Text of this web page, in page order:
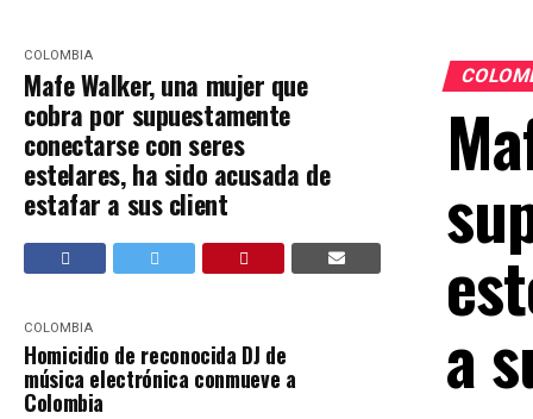
COLOMBIA
Mafe Walker, una mujer que
cobra por supuestamente
conectarse con seres
estelares, ha sido acusada de
estafar a sus client
COLOMBIA
Homicidio de reconocida DJ de
música electrónica conmueve a
Colombia a